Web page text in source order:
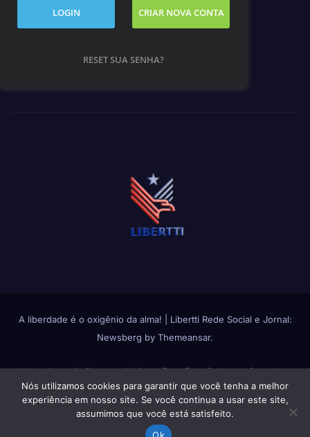
LOGIN CRIAR NOVA CONTA
RESET SUA SENHA?
A liberdade é o oxigênio da alma!
Libertti Rede Social e Jornal:
Newsberg by Themeansar.
HomeAnuncie ConoscoAtividadeBate PapoCadastro Completo
Change avatarFluxos de AtividadesFotosGrupos LoginMembros
Política de Uso do Libertti
Nós utilizamos cookies para garantir que você tenha a melhor
experiência em nosso site. Se você continua a usar este site,
assumimos que você está satisfeito.
Ok